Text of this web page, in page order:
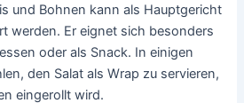
und Bohnen kann als Hauptgericht
werden. Er eignet sich besonders
oder als Snack. In einigen
den Salat als Wrap zu servieren,
eingerollt wird.